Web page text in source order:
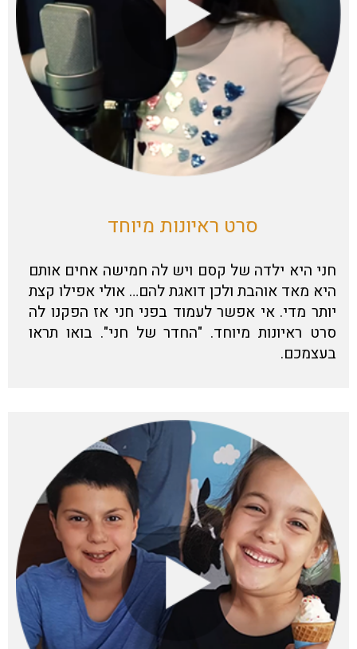
סרט ראיונות מיוחד
חני היא ילדה של קסם ויש לה חמישה אחים אותם
היא מאד אוהבת ולכן דואגת להם… אולי אפילו קצת
יותר מדי. אי אפשר לעמוד בפני חני אז הפקנו לה
סרט ראיונות מיוחד. "החדר של חני". בואו תראו
בעצמכם.